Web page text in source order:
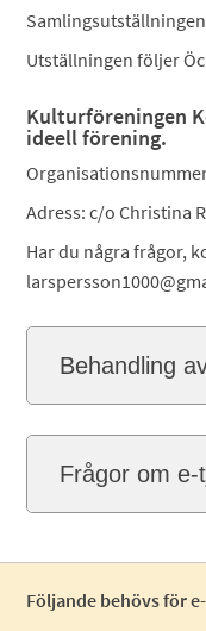
Utställningen följer
Kulturföreningen
ideell förening.
Adress: c/o Christina
Har du några frågor,
Behandling
Frågor om e-
Följande behövs för